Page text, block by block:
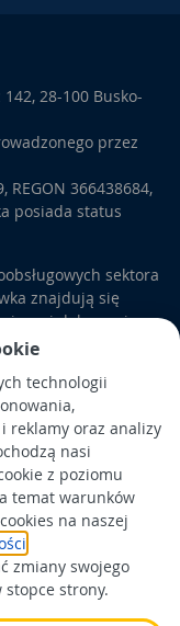
technologii
reklamy oraz analizy
nasi
z poziomu
temat warunków
na naszej
zmiany swojego
stopce strony.
28-100 Busko-
przez
REGON 366438684,
posiada status
sektora
znajdują się
i dekoracyjne,
a także
domu.